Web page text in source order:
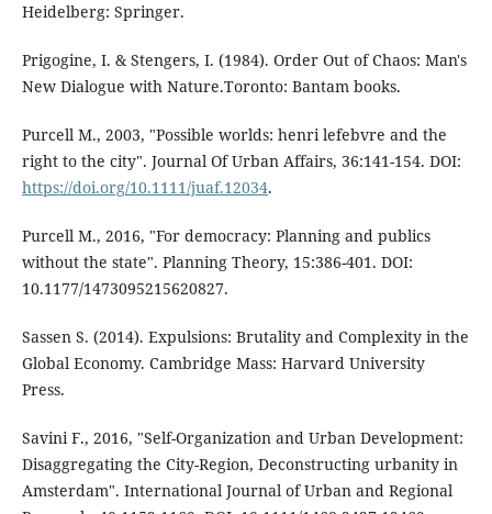
Heidelberg: Springer.
Prigogine, I. & Stengers, I. (1984). Order Out of Chaos: Man's
New Dialogue with Nature.Toronto: Bantam books.
Purcell M., 2003, "Possible worlds: henri lefebvre and the
right to the city". Journal Of Urban Affairs, 36:141-154. DOI:
https://doi.org/10.1111/juaf.12034.
Purcell M., 2016, "For democracy: Planning and publics
without the state". Planning Theory, 15:386-401. DOI:
10.1177/1473095215620827.
Sassen S. (2014). Expulsions: Brutality and Complexity in the
Global Economy. Cambridge Mass: Harvard University
Press.
Savini F., 2016, "Self-Organization and Urban Development:
Disaggregating the City-Region, Deconstructing urbanity in
Amsterdam". International Journal of Urban and Regional